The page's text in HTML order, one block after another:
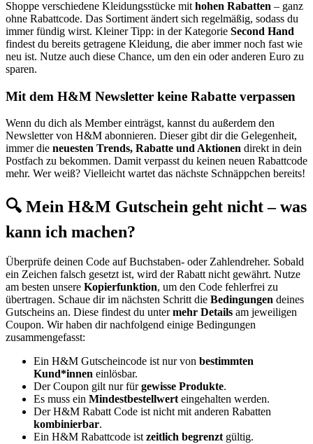
Shoppe verschiedene Kleidungsstücke mit hohen Rabatten – ganz
ohne Rabattcode. Das Sortiment ändert sich regelmäßig, sodass du
immer fündig wirst. Kleiner Tipp: in der Kategorie Second Hand
findest du bereits getragene Kleidung, die aber immer noch fast wie
neu ist. Nutze auch diese Chance, um den ein oder anderen Euro zu
sparen.
Mit dem H&M Newsletter keine Rabatte verpassen
Wenn du dich als Member einträgst, kannst du außerdem den
Newsletter von H&M abonnieren. Dieser gibt dir die Gelegenheit,
immer die neuesten Trends, Rabatte und Aktionen direkt in dein
Postfach zu bekommen. Damit verpasst du keinen neuen Rabattcode
mehr. Wer weiß? Vielleicht wartet das nächste Schnäppchen bereits!
🔍 Mein H&M Gutschein geht nicht – was
kann ich machen?
Überprüfe deinen Code auf Buchstaben- oder Zahlendreher. Sobald
ein Zeichen falsch gesetzt ist, wird der Rabatt nicht gewährt. Nutze
am besten unsere Kopierfunktion, um den Code fehlerfrei zu
übertragen. Schaue dir im nächsten Schritt die Bedingungen deines
Gutscheins an. Diese findest du untermehr Details am jeweiligen
Coupon. Wir haben dir nachfolgend einige Bedingungen
zusammengefasst:
Ein H&M Gutscheincode ist nur von bestimmten
Kund*innen einlösbar.
Der Coupon gilt nur fürgewisse Produkte.
Es muss ein Mindestbestellwert eingehalten werden.
Der H&M Rabatt Code ist nicht mit anderen Rabatten
kombinierbar.
Ein H&M Rabattcode ist zeitlich begrenzt gültig.